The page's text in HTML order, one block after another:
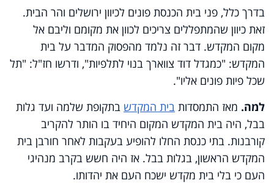
בדרך כלל, פני בית הכנסת פונים לכיוון ירושלים והר הבית.
זאת כיוון שהמתפללים צריכים לכוון את מקומם וליבם אל
מקום המקדש. דבר זה נלמד מהפסוק המדבר על בית
המקדש: "כמגדל דוד צווארך בנוי לתלפיות", ודרשו חז"ל: "תל
שכל פיות פונים אליו".
למה. מאז התמסדות בית המקדש בתקופת שלמה ועד גלות
בבל, היה בית המקדש המקום היחיד בו הותר להקריב
קורבנות. בתי כנסת החלו להופיע בעקבות לאחר חורבן בית
המקדש הראשון, בגלות בבל. אז היה חשש בקרב מנהיגי
העם כי בלי בית מקדש ישכח העם את יהדותו.